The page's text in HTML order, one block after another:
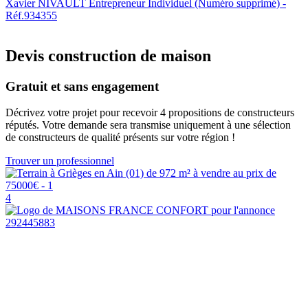
Xavier NIVAULT Entrepreneur Individuel (Numéro supprimé) -
Réf.934355
Devis construction de maison
Gratuit et sans engagement
Décrivez votre projet pour recevoir 4 propositions de constructeurs
réputés. Votre demande sera transmise uniquement à une sélection
de constructeurs de qualité présents sur votre région !
Trouver un professionnel
4